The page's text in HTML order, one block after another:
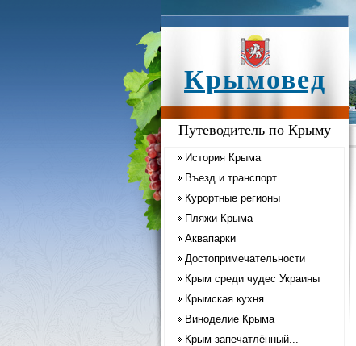
Крымовед
Путеводитель по Крыму
История Крыма
Въезд и транспорт
Курортные регионы
Пляжи Крыма
Аквапарки
Достопримечательности
Крым среди чудес Украины
Крымская кухня
Виноделие Крыма
Крым запечатлённый...